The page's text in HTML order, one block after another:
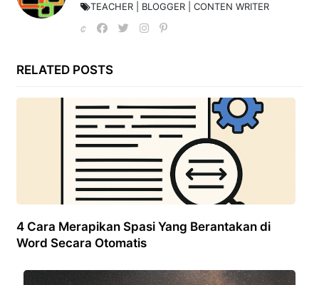
TEACHER | BLOGGER | CONTEN WRITER
RELATED POSTS
4 Cara Merapikan Spasi Yang Berantakan di
Word Secara Otomatis